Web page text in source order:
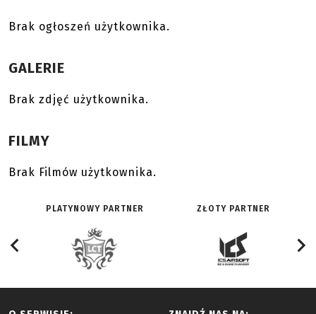
Brak ogłoszeń użytkownika.
GALERIE
Brak zdjęć użytkownika.
FILMY
Brak Filmów użytkownika.
PLATYNOWY PARTNER ZŁOTY PARTNER